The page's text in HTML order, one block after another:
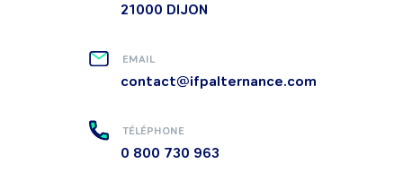
21000 DIJON
EMAIL
contact@ifpalternance.com
TÉLÉPHONE
0 800 730 963